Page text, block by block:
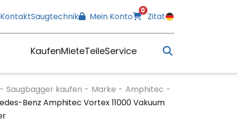
KontaktSaugtechnik Mein Konto
0
Zitat
KaufenMieteTeileService
- Saugbagger kaufen - Marke - Amphitec -
Benz Amphitec Vortex 11000 Vakuum